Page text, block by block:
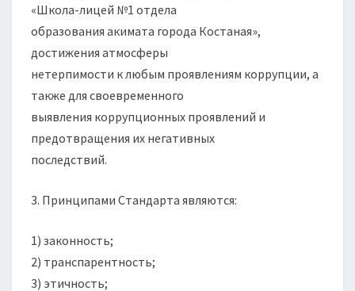
«Школа-лицей №1 отдела
образования акимата города Костаная»,
достижения атмосферы
нетерпимости к любым проявлениям коррупции, а
также для своевременного
выявления коррупционных проявлений и
предотвращения их негативных
последствий.
3. Принципами Стандарта являются:
1) законность;
2) транспарентность;
3) этичность;